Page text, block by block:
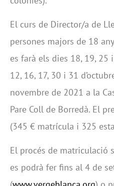
El curs de Director/a de
persones majors de 18
es farà els dies 18, 19, 25
12, 16, 17, 30 i 31
novembre de 2021 a la
Pare Coll de Borredà. El
(345 € matrícula i 325
El procés de matriculació
es podrà fer fins al 4 de